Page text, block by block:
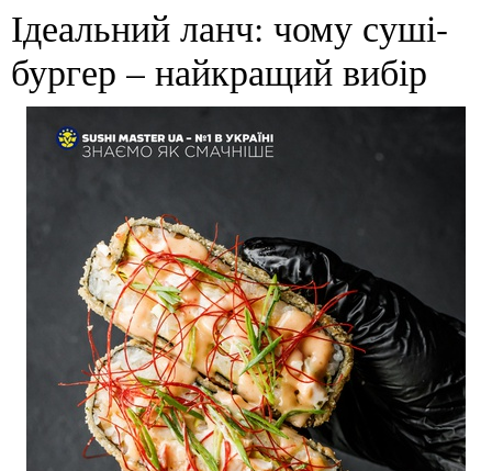
Ідеальний ланч: чому суші-
бургер – найкращий вибір